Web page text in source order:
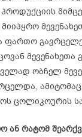
ფართო
მევენახეთა
ობჩელ
ცოლიკოურის
ან რატომ